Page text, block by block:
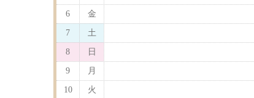
6 金
7 土
8 日
9 月
10 火